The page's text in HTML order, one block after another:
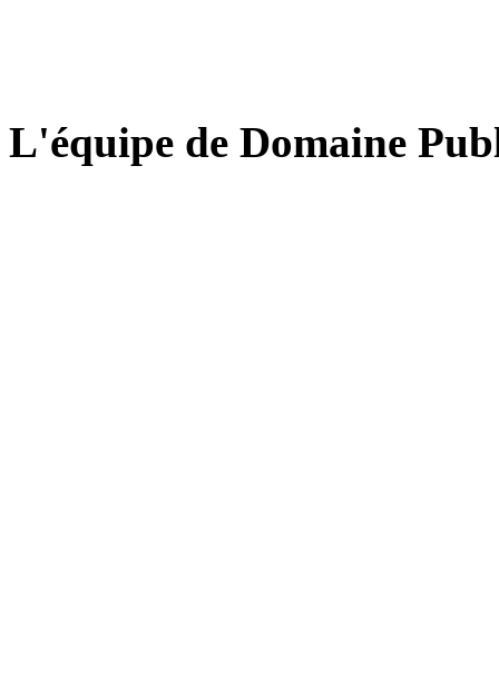
L'équipe de Domaine